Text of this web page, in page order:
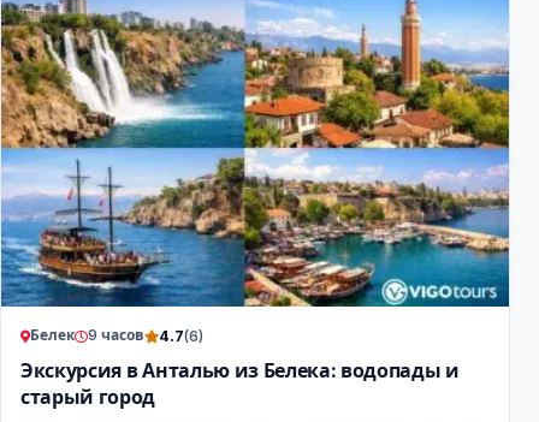
Белек 9 часов 4.7(6)
Экскурсия в Анталью из Белека: водопады и
старый город